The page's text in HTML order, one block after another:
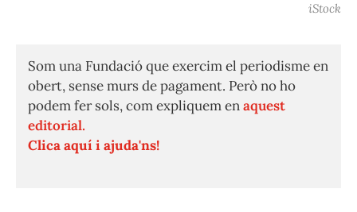
iStock
Som una Fundació que exercim el periodisme en
obert, sense murs de pagament. Però no ho
podem fer sols, com expliquem enaquest
editorial.
Clica aquí i ajuda'ns!